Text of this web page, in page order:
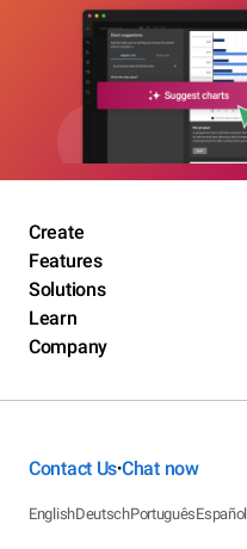
Create
Features
Solutions
Learn
Company
Contact Us•Chat now
EnglishDeutschPortuguêsEspañol